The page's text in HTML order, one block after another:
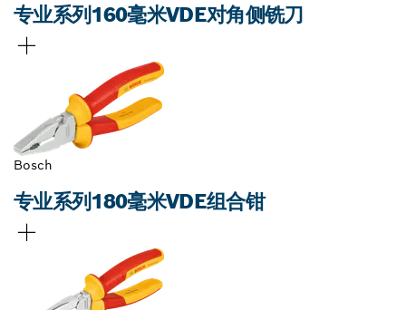
专业系列160毫米VDE对角侧铣刀
Bosch
专业系列180毫米VDE组合钳